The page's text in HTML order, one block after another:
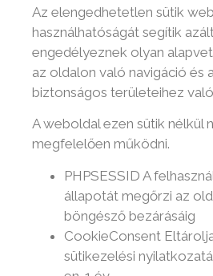
Az elengedhetetlen sütik
használhatóságát segítik
engedélyeznek olyan
az oldalon való navigáció és
biztonságos területeihez
A weboldal ezen sütik nélkül
megfelelően működni.
PHPSESSID A
állapotát megőrzi az
böngésző bezárásáig
CookieConsent
sütikezelési